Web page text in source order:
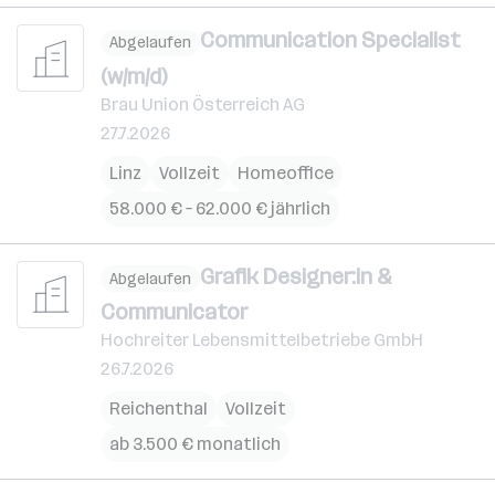
Abgelaufen Communication Specialist
(w/m/d)
Brau Union Österreich AG
27.7.2026
Linz
Vollzeit
Homeoffice
58.000 € – 62.000 € jährlich
Abgelaufen Grafik Designer:in &
Communicator
Hochreiter Lebensmittelbetriebe GmbH
26.7.2026
Reichenthal
Vollzeit
ab 3.500 € monatlich